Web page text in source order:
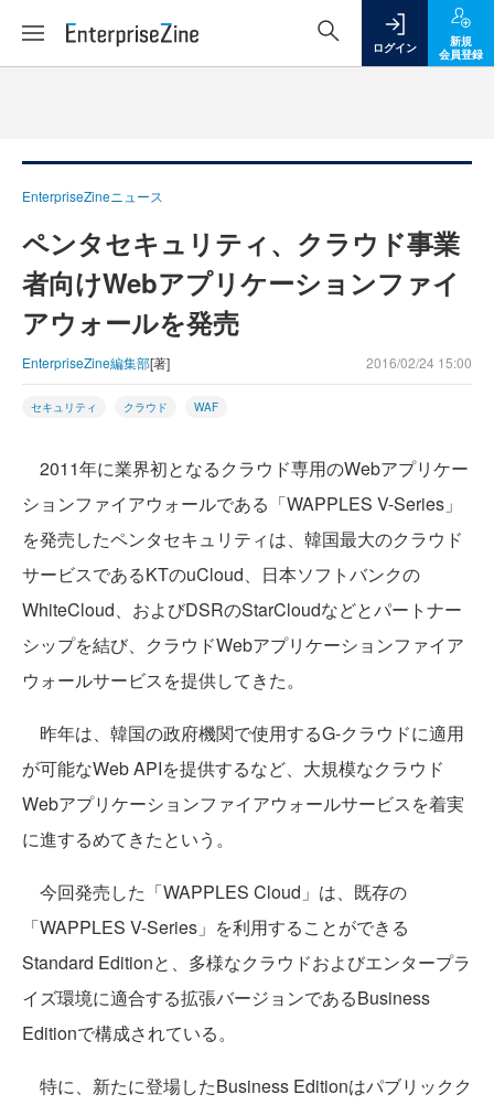
ログイン
新規
会員登録
EnterpriseZineニュース
ペンタセキュリティ、クラウド事業
者向けWebアプリケーションファイ
アウォールを発売
EnterpriseZine編集部[著] 2016/02/24 15:00
セキュリティ クラウド WAF
2011年に業界初となるクラウド専用のWebアプリケー
ションファイアウォールである「WAPPLES V-Series」
を発売したペンタセキュリティは、韓国最大のクラウド
サービスであるKTのuCloud、日本ソフトバンクの
WhiteCloud、およびDSRのStarCloudなどとパートナー
シップを結び、クラウドWebアプリケーションファイア
ウォールサービスを提供してきた。
昨年は、韓国の政府機関で使用するG-クラウドに適用
が可能なWeb APIを提供するなど、大規模なクラウド
Webアプリケーションファイアウォールサービスを着実
に進するめてきたという。
今回発売した「WAPPLES Cloud」は、既存の
「WAPPLES V-Series」を利用することができる
Standard Editionと、多様なクラウドおよびエンタープラ
イズ環境に適合する拡張バージョンであるBusiness
Editionで構成されている。
特に、新たに登場したBusiness Editionはパブリックク